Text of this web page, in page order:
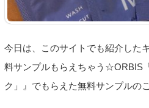
今日は、このサイトでも紹介した
料サンプルもらえちゃう☆ORBIS
ク」』でもらえた無料サンプルの